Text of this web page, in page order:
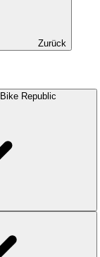
Zurück
Republic